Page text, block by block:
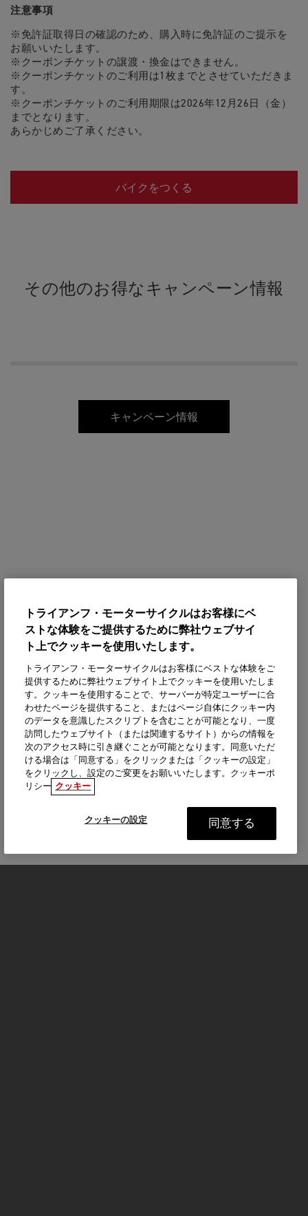
注意事項
※免許証取得日の確認のため、購入時に免許証のご提示を
お願いいたします。
※クーポンチケットの譲渡・換金はできません。
※クーポンチケットのご利用は1枚までとさせていただきま
す。
※クーポンチケットのご利用期限は2026年12月26日（金）
までとなります。
あらかじめご了承ください。
バイクをつくる
その他のお得なキャンペーン情報
キャンペーン情報
トライアンフ・モーターサイクルはお客様にベ
ストな体験をご提供するために弊社ウェブサイ
ト上でクッキーを使用いたします。
トライアンフ・モーターサイクルはお客様にベストな体験をご
提供するために弊社ウェブサイト上でクッキーを使用いたしま
す。クッキーを使用することで、サーバーが特定ユーザーに合
わせたページを提供すること、またはページ自体にクッキー内
のデータを意識したスクリプトを含むことが可能となり、一度
訪問したウェブサイト（または関連するサイト）からの情報を
次のアクセス時に引き継ぐことが可能となります。同意いただ
ける場合は「同意する」をクリックまたは「クッキーの設定」
をクリックし、設定のご変更をお願いいたします。クッキーポ
リシー クッキー
クッキーの設定 同意する